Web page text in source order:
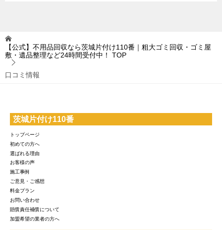
【公式】不用品回収なら茨城片付け110番｜粗大ゴミ回収・ゴミ屋
敷・遺品整理など24時間受付中！
TOP
口コミ情報
茨城片付け110番
トップページ
初めての方へ
選ばれる理由
お客様の声
施工事例
ご意見・ご感想
料金プラン
お問い合わせ
賠償責任補償について
加盟希望の業者の方へ